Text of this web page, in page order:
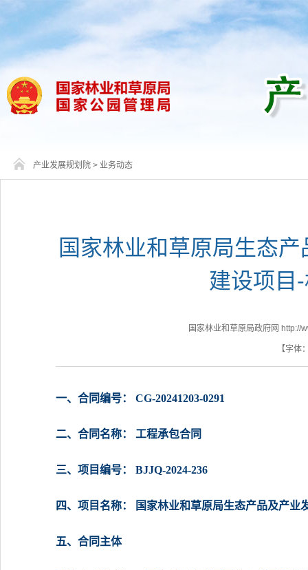
产业发展规划院 > 业务动态
国家林业和草原局生态
建设项目
国家林业和草原局政府网 http://
【字体
一、合同编号： CG-20241203-0291
二、合同名称： 工程承包合同
三、项目编号： BJJQ-2024-236
四、项目名称： 国家林业和草原局生态产品及产
五、合同主体